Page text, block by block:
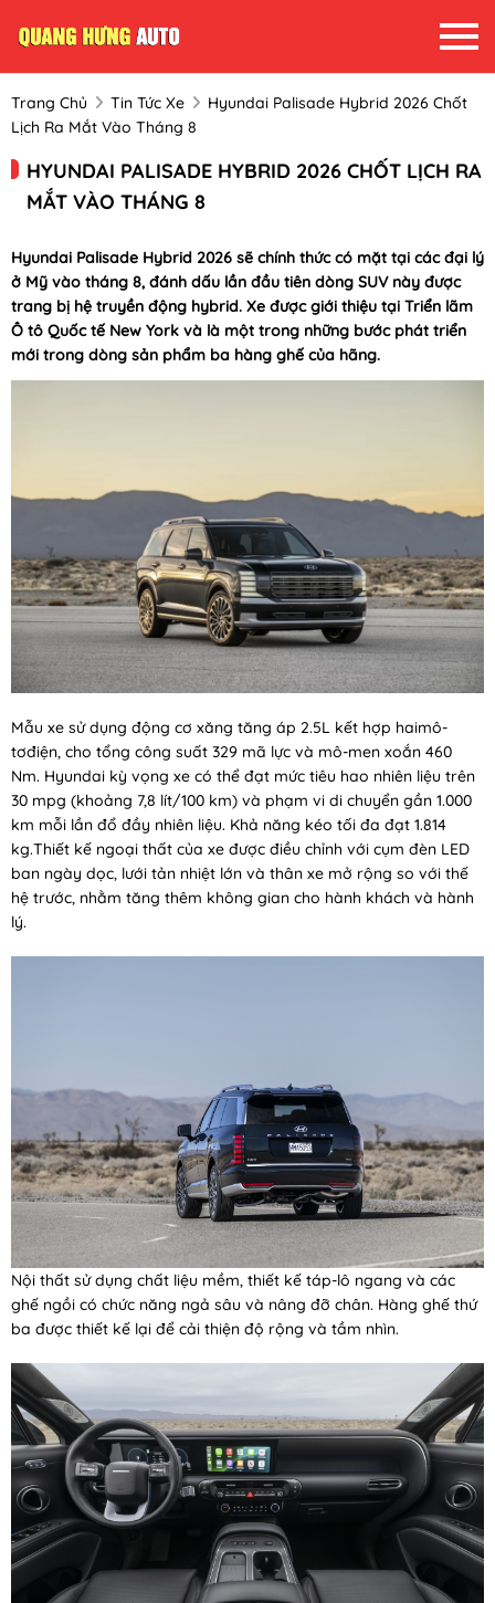
Trang Chủ Tin Tức Xe
Hyundai Palisade Hybrid 2026 Chốt
Lịch Ra Mắt Vào Tháng 8
HYUNDAI PALISADE HYBRID 2026 CHỐT LỊCH RA
MẮT VÀO THÁNG 8
Hyundai Palisade Hybrid 2026 sẽ chính thức có mặt tại các đại lý
ở Mỹ vào tháng 8, đánh dấu lần đầu tiên dòng SUV này được
trang bị hệ truyền động hybrid. Xe được giới thiệu tại Triển lãm
Ô tô Quốc tế New York và là một trong những bước phát triển
mới trong dòng sản phẩm ba hàng ghế của hãng.
Mẫu xe sử dụng động cơ xăng tăng áp 2.5L kết hợp haimô-
tơđiện, cho tổng công suất 329 mã lực và mô-men xoắn 460
Nm. Hyundai kỳ vọng xe có thể đạt mức tiêu hao nhiên liệu trên
30 mpg (khoảng 7,8 lít/100 km) và phạm vi di chuyển gần 1.000
km mỗi lần đổ đầy nhiên liệu. Khả năng kéo tối đa đạt 1.814
kg.Thiết kế ngoại thất của xe được điều chỉnh với cụm đèn LED
ban ngày dọc, lưới tản nhiệt lớn và thân xe mở rộng so với thế
hệ trước, nhằm tăng thêm không gian cho hành khách và hành
lý.
Nội thất sử dụng chất liệu mềm, thiết kế táp-lô ngang và các
ghế ngồi có chức năng ngả sâu và nâng đỡ chân. Hàng ghế thứ
ba được thiết kế lại để cải thiện độ rộng và tầm nhìn.